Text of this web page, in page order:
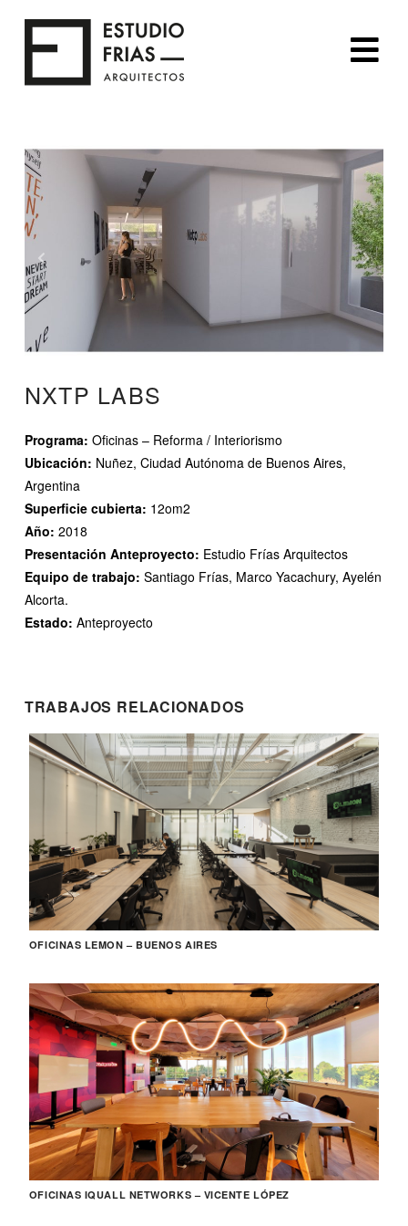
NXTP LABS
Programa: Oficinas – Reforma / Interiorismo
Ubicación: Nuñez, Ciudad Autónoma de Buenos Aires,
Argentina
Superficie cubierta: 12om2
Año: 2018
Presentación Anteproyecto: Estudio Frías Arquitectos
Equipo de trabajo: Santiago Frías, Marco Yacachury, Ayelén
Alcorta.
Estado: Anteproyecto
TRABAJOS RELACIONADOS
OFICINAS LEMON – BUENOS AIRES
OFICINAS IQUALL NETWORKS – VICENTE LÓPEZ